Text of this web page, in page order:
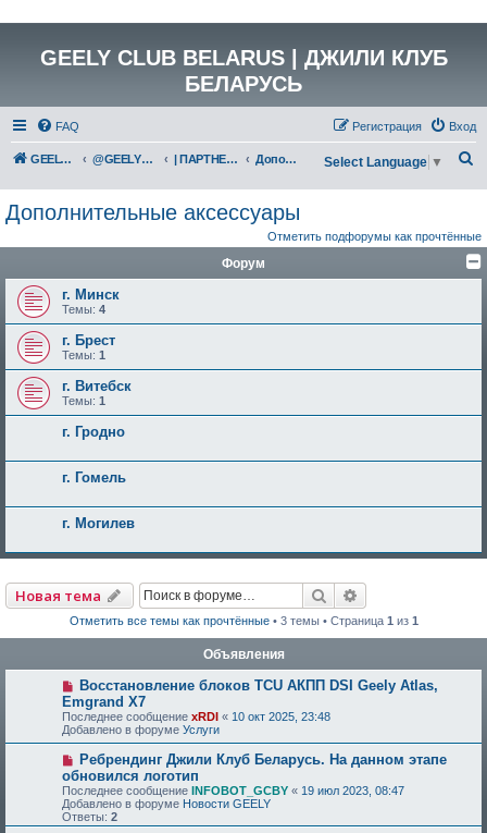
GEELY CLUB BELARUS | ДЖИЛИ КЛУБ
БЕЛАРУСЬ
FAQ Вход
Регистрация
GEELY Club Belarus @GEELYCLUBBY | ПАРТНЕРЫ КЛУБА Дополнительные аксессуары
с
к
Select Language ▼
Дополнительные аксессуары
Отметить подфорумы как прочтённые
Форум
г. Минск
Темы: 4
г. Брест
Темы: 1
г. Витебск
Темы: 1
г. Гродно
г. Гомель
г. Могилев
Новая тема Поиск
Отметить все темы как прочтённые• 3 темы • Страница 1 из 1
Объявления
Восстановление блоков TCU АКПП DSI Geely Atlas,
Emgrand X7
Последнее сообщение xRDI « 10 окт 2025, 23:48
Добавлено в форуме Услуги
Ребрендинг Джили Клуб Беларусь. На данном этапе
обновился логотип
Последнее сообщение INFOBOT_GCBY « 19 июл 2023, 08:47
Добавлено в форуме Новости GEELY
Ответы: 2